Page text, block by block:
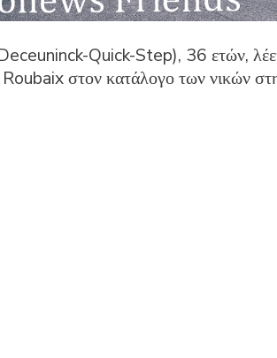
Quick-Step), 36 ετών, λέει
στον κατάλογο των νικών